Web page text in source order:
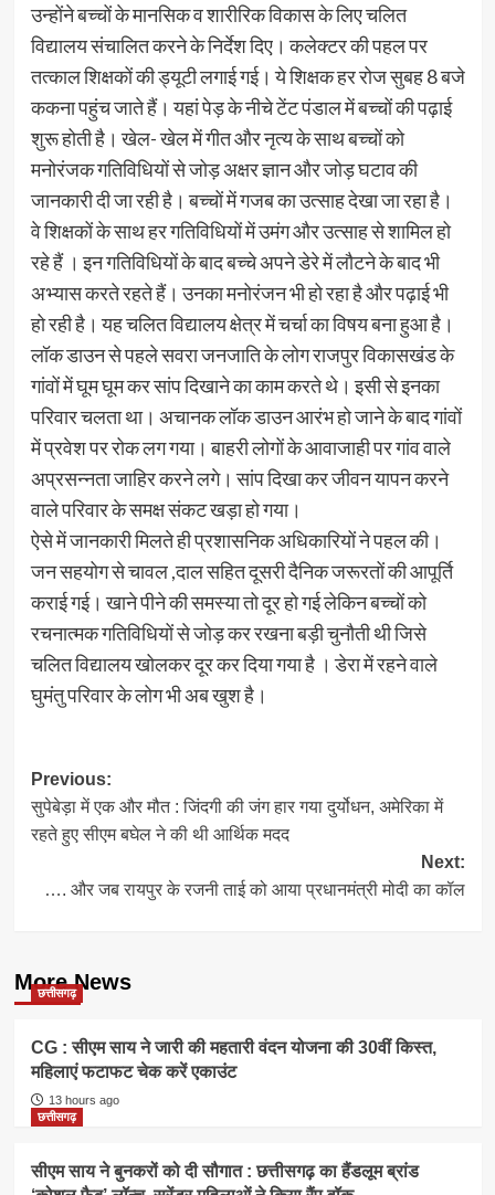
उन्होंने बच्चों के मानसिक व शारीरिक विकास के लिए चलित
विद्यालय संचालित करने के निर्देश दिए। कलेक्टर की पहल पर
तत्काल शिक्षकों की ड्यूटी लगाई गई। ये शिक्षक हर रोज सुबह 8 बजे
ककना पहुंच जाते हैं। यहां पेड़ के नीचे टेंट पंडाल में बच्चों की पढ़ाई
शुरू होती है। खेल- खेल में गीत और नृत्य के साथ बच्चों को
मनोरंजक गतिविधियों से जोड़ अक्षर ज्ञान और जोड़ घटाव की
जानकारी दी जा रही है। बच्चों में गजब का उत्साह देखा जा रहा है।
वे शिक्षकों के साथ हर गतिविधियों में उमंग और उत्साह से शामिल हो
रहे हैं । इन गतिविधियों के बाद बच्चे अपने डेरे में लौटने के बाद भी
अभ्यास करते रहते हैं। उनका मनोरंजन भी हो रहा है और पढ़ाई भी
हो रही है। यह चलित विद्यालय क्षेत्र में चर्चा का विषय बना हुआ है।
लॉक डाउन से पहले सवरा जनजाति के लोग राजपुर विकासखंड के
गांवों में घूम घूम कर सांप दिखाने का काम करते थे। इसी से इनका
परिवार चलता था। अचानक लॉक डाउन आरंभ हो जाने के बाद गांवों
में प्रवेश पर रोक लग गया। बाहरी लोगों के आवाजाही पर गांव वाले
अप्रसन्नता जाहिर करने लगे। सांप दिखा कर जीवन यापन करने
वाले परिवार के समक्ष संकट खड़ा हो गया।
ऐसे में जानकारी मिलते ही प्रशासनिक अधिकारियों ने पहल की।
जन सहयोग से चावल ,दाल सहित दूसरी दैनिक जरूरतों की आपूर्ति
कराई गई। खाने पीने की समस्या तो दूर हो गई लेकिन बच्चों को
रचनात्मक गतिविधियों से जोड़ कर रखना बड़ी चुनौती थी जिसे
चलित विद्यालय खोलकर दूर कर दिया गया है । डेरा में रहने वाले
घुमंतु परिवार के लोग भी अब खुश है।
Post
navigation
Previous:
सुपेबेड़ा में एक और मौत : जिंदगी की जंग हार गया दुर्योधन, अमेरिका में
रहते हुए सीएम बघेल ने की थी आर्थिक मदद
Next:
…. और जब रायपुर के रजनी ताई को आया प्रधानमंत्री मोदी का कॉल
More News
छत्तीसगढ़
CG : सीएम साय ने जारी की महतारी वंदन योजना की 30वीं किस्त,
महिलाएं फटाफट चेक करें एकाउंट
13 hours ago
छत्तीसगढ़
सीएम साय ने बुनकरों को दी सौगात : छत्तीसगढ़ का हैंडलूम ब्रांड